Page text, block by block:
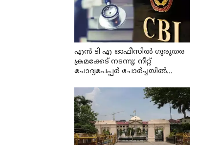
എന്‍ ടി എ ഓഫീസില്‍ ഗുരുതര
ക്രമക്കേട് നടന്നു; നീറ്റ്
ചോദ്യപേപ്പര്‍ ചോര്‍ച്ചയില്‍